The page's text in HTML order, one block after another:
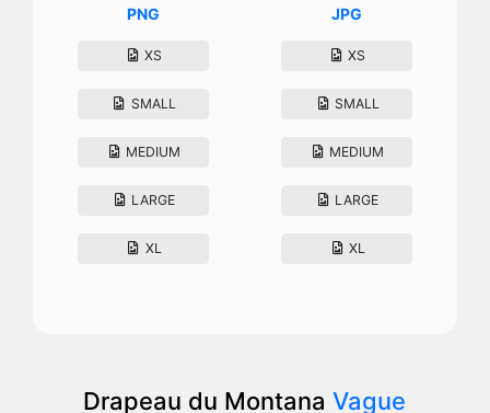
PNG
XS
SMALL
MEDIUM
LARGE
XL
JPG
XS
SMALL
MEDIUM
LARGE
XL
Drapeau du MontanaVague